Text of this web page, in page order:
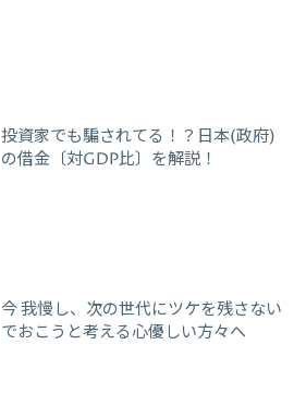
投資家でも騙されてる！？日本(政府)
の借金〔対GDP比〕を解説！
今 我慢し、次の世代にツケを残さない
でおこうと考える心優しい方々へ